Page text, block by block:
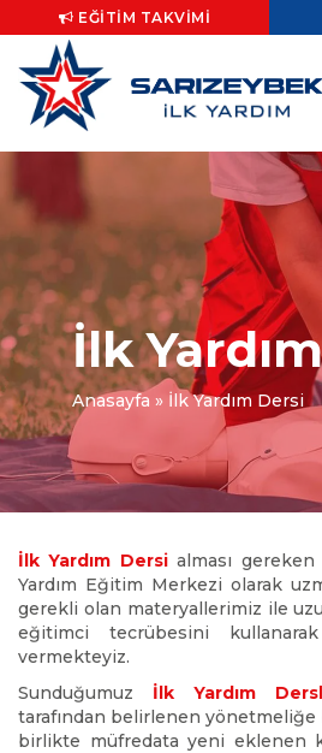
EĞITIM TAKVIMI
İlk
Anasayfa » İlk Yardım Dersi
İlk Yardım Dersialması gereken
Yardım Eğitim Merkezi olarak
gerekli olan materyallerimiz ile
eğitimci tecrübesini
vermekteyiz.
Sunduğumuz İlk Yardım
tarafından belirlenen
birlikte müfredata yeni eklenen